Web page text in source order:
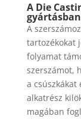
A Die
gyártásban
A
tartozékokat
folyamat
szerszámot,
a csúszkákat
alkatrész
magában